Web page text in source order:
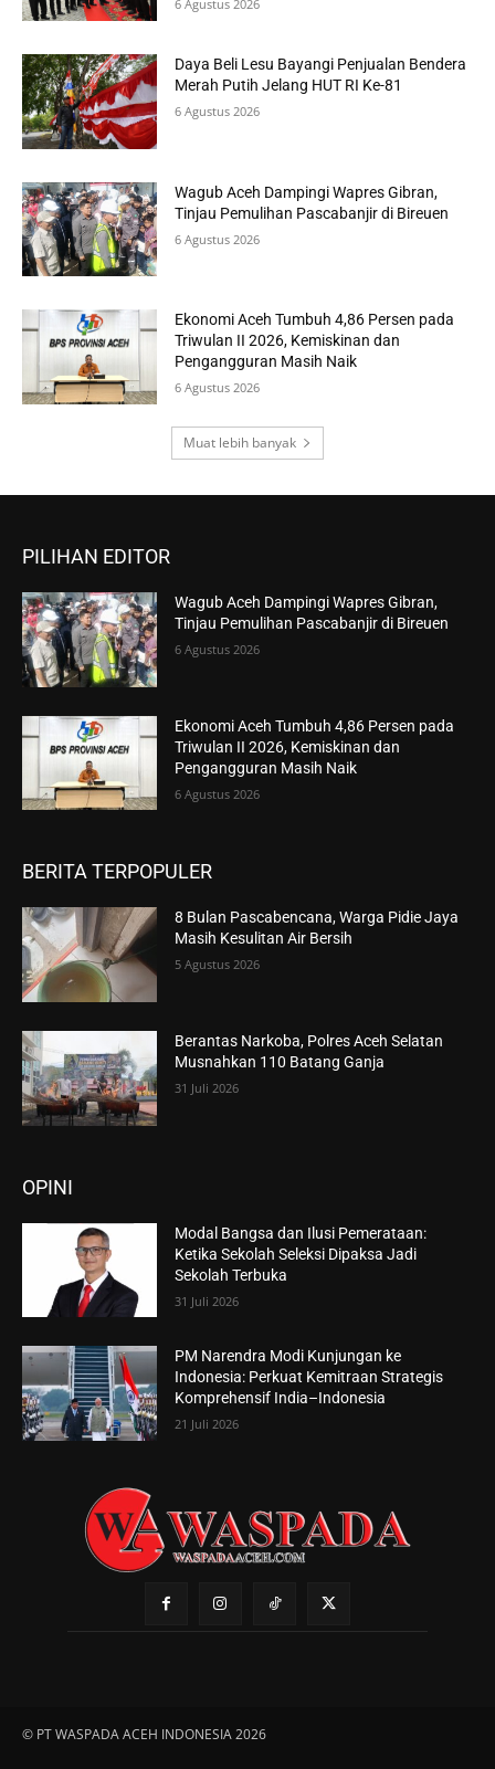
6 Agustus 2026
Daya Beli Lesu Bayangi Penjualan Bendera
Merah Putih Jelang HUT RI Ke-81
6 Agustus 2026
Wagub Aceh Dampingi Wapres Gibran,
Tinjau Pemulihan Pascabanjir di Bireuen
6 Agustus 2026
Ekonomi Aceh Tumbuh 4,86 Persen pada
Triwulan II 2026, Kemiskinan dan
Pengangguran Masih Naik
6 Agustus 2026
Muat lebih banyak
PILIHAN EDITOR
Wagub Aceh Dampingi Wapres Gibran,
Tinjau Pemulihan Pascabanjir di Bireuen
6 Agustus 2026
Ekonomi Aceh Tumbuh 4,86 Persen pada
Triwulan II 2026, Kemiskinan dan
Pengangguran Masih Naik
6 Agustus 2026
BERITA TERPOPULER
8 Bulan Pascabencana, Warga Pidie Jaya
Masih Kesulitan Air Bersih
5 Agustus 2026
Berantas Narkoba, Polres Aceh Selatan
Musnahkan 110 Batang Ganja
31 Juli 2026
OPINI
Modal Bangsa dan Ilusi Pemerataan:
Ketika Sekolah Seleksi Dipaksa Jadi
Sekolah Terbuka
31 Juli 2026
PM Narendra Modi Kunjungan ke
Indonesia: Perkuat Kemitraan Strategis
Komprehensif India–Indonesia
21 Juli 2026
© PT WASPADA ACEH INDONESIA 2026